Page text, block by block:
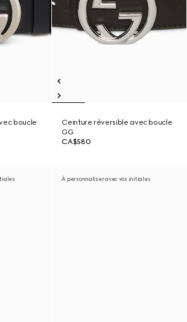
boucle
Ceinture réversible avec boucle
GG
CA$580
À personnaliser avec vos initiales